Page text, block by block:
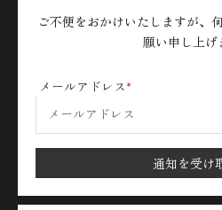
ご不便をおかけいたしますが、
願い申し上げ
メールアドレス
通知を受け